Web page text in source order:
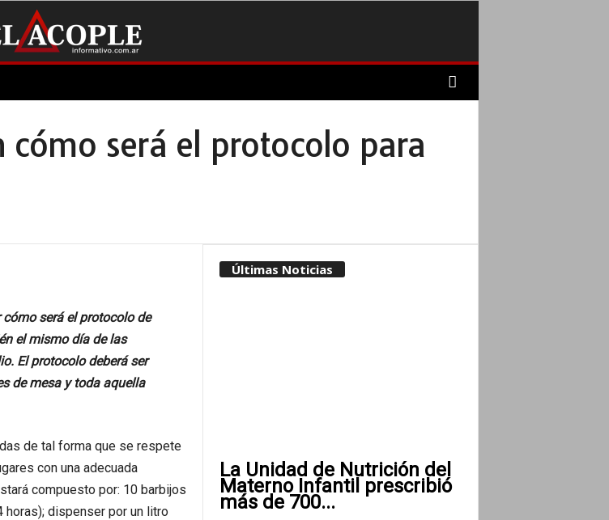
cómo será el protocolo para
será el protocolo de
el mismo día de las
El protocolo deberá ser
de mesa y toda aquella
de tal forma que se respete
con una adecuada
compuesto por: 10 barbijos
horas); dispenser por un litro
Últimas Noticias
La Unidad de Nutrición del
Materno Infantil prescribió
más de 700...